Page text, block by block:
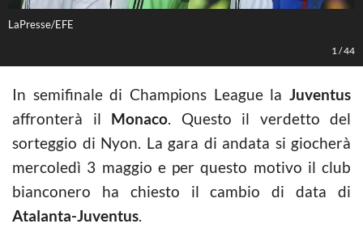
LaPresse/EFE
1 /44
In semifinale di Champions League la Juventus
affronterà il Monaco. Questo il verdetto del
sorteggio di Nyon. La gara di andata si giocherà
mercoledì 3 maggio e per questo motivo il club
bianconero ha chiesto il cambio di data di
Atalanta-Juventus.